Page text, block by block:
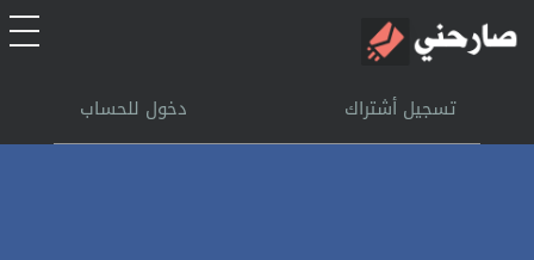
الرئيسيةتسجيل أشتراك دخول للحساب